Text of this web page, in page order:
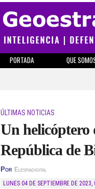
PORTADA QUE
ÚLTIMAS NOTICIAS
Un helicóptero
República de
Por Elespiadigital
LUNES 04 DE SEPTIEMBRE DE 2023,